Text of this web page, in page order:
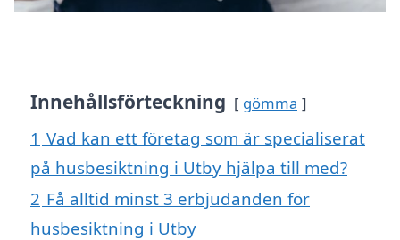
Innehållsförteckning gömma
1 Vad kan ett företag som är specialiserat
på husbesiktning i Utby hjälpa till med?
2 Få alltid minst 3 erbjudanden för
husbesiktning i Utby